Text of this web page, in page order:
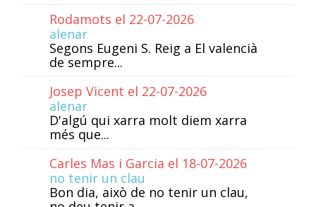
Rodamots el 22-07-2026
alenar
Segons Eugeni S. Reig a El valencià
de sempre...
Josep Vicent el 22-07-2026
alenar
D'algú qui xarra molt diem xarra
més que...
Carles Mas i Garcia el 18-07-2026
no tenir un clau
Bon dia, això de no tenir un clau,